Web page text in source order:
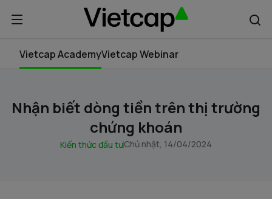
Vietcap AcademyVietcap Webinar
Nhận biết dòng tiền trên thị trường
chứng khoán
Kiến thức đầu tưChủ nhật, 14/04/2024